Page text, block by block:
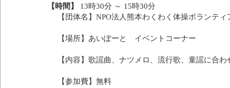
【時間】
13時30分 ～ 15時30分
【団体名】NPO法人熊本わくわく体操ボランティ
【場所】あいぽーと イベントコーナー
【内容】歌謡曲、ナツメロ、流行歌、童謡に合
【参加費】無料